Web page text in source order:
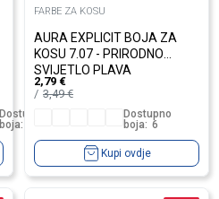
Dostupno
boja:
FARBE ZA KOSU
AURA EXPLICIT BOJA ZA
KOSU 7.07 - PRIRODNO
SVIJETLO PLAVA
2,79 €
3,49€
Dostupno
boja: 6
Kupi ovdje